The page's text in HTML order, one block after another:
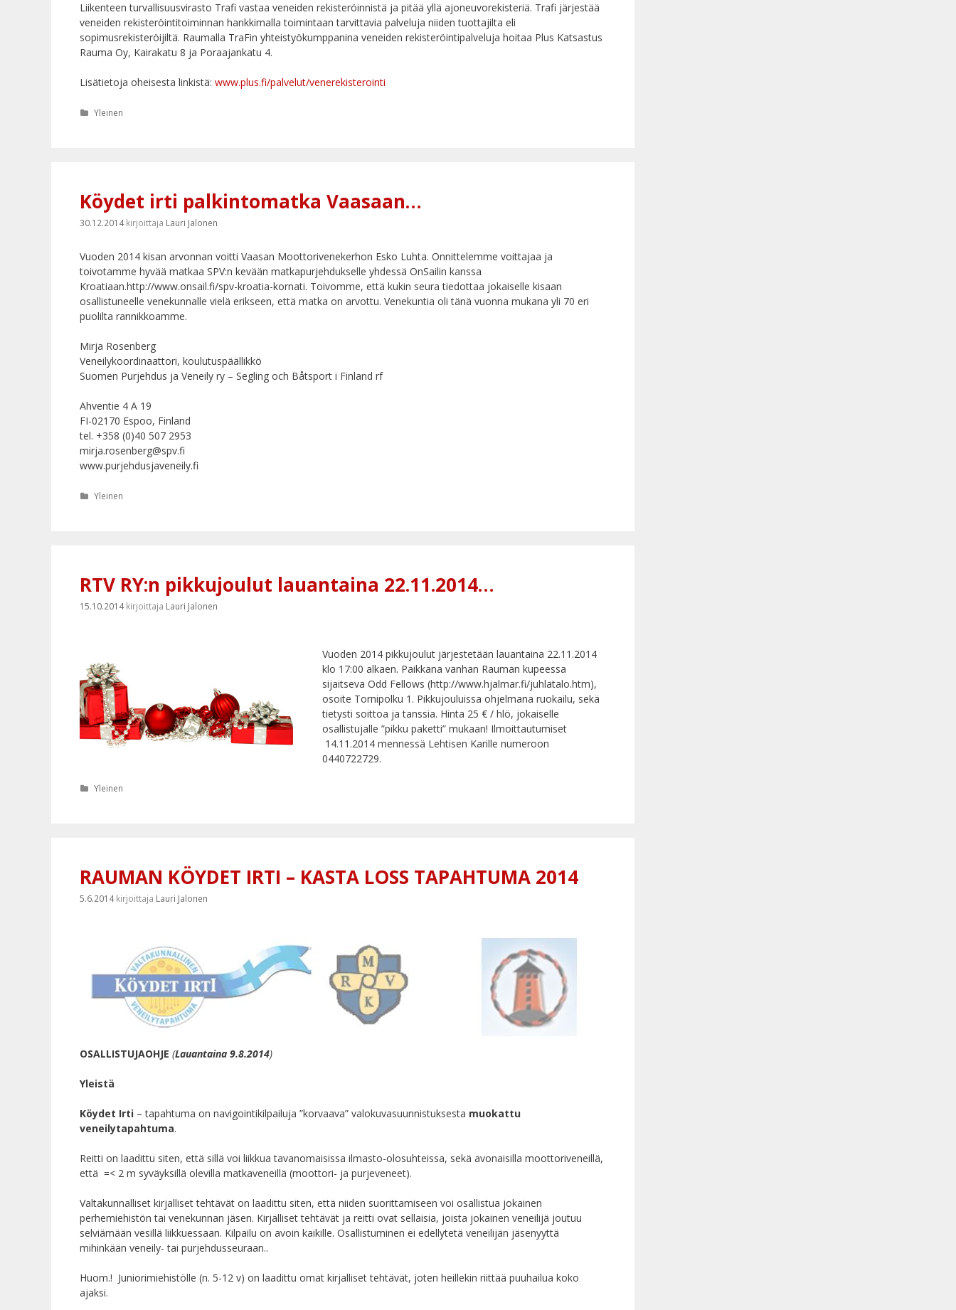
Liikenteen turvallisuusvirasto Trafi vastaa veneiden rekisteröinnistä ja pitää yllä ajoneuvorekisteriä. Trafi järjestää
veneiden rekisteröintitoiminnan hankkimalla toimintaan tarvittavia palveluja niiden tuottajilta eli
sopimusrekisteröijiltä. Raumalla TraFin yhteistyökumppanina veneiden rekisteröintipalveluja hoitaa Plus Katsastus
Rauma Oy, Kairakatu 8 ja Poraajankatu 4.
Lisätietoja oheisesta linkistä: www.plus.fi/palvelut/venerekisterointi
Kategoriat
Yleinen
Köydet irti palkintomatka Vaasaan…
30.12.2014 kirjoittaja Lauri Jalonen
Vuoden 2014 kisan arvonnan voitti Vaasan Moottorivenekerhon Esko Luhta. Onnittelemme voittajaa ja
toivotamme hyvää matkaa SPV:n kevään matkapurjehdukselle yhdessä OnSailin kanssa
Kroatiaan.http://www.onsail.fi/spv-kroatia-kornati. Toivomme, että kukin seura tiedottaa jokaiselle kisaan
osallistuneelle venekunnalle vielä erikseen, että matka on arvottu. Venekuntia oli tänä vuonna mukana yli 70 eri
puolilta rannikkoamme.
Mirja Rosenberg
Veneilykoordinaattori, koulutuspäällikkö
Suomen Purjehdus ja Veneily ry – Segling och Båtsport i Finland rf
Ahventie 4 A 19
FI-02170 Espoo, Finland
tel. +358 (0)40 507 2953
mirja.rosenberg@spv.fi
www.purjehdusjaveneily.fi
Kategoriat
Yleinen
RTV RY:n pikkujoulut lauantaina 22.11.2014…
15.10.2014 kirjoittaja Lauri Jalonen
Vuoden 2014 pikkujoulut järjestetään lauantaina 22.11.2014
klo 17:00 alkaen. Paikkana vanhan Rauman kupeessa
sijaitseva Odd Fellows (http://www.hjalmar.fi/juhlatalo.htm),
osoite Tornipolku 1. Pikkujouluissa ohjelmana ruokailu, sekä
tietysti soittoa ja tanssia. Hinta 25 € / hlö, jokaiselle
osallistujalle ”pikku paketti” mukaan! Ilmoittautumiset
14.11.2014 mennessä Lehtisen Karille numeroon
0440722729.
Kategoriat
Yleinen
RAUMAN KÖYDET IRTI – KASTA LOSS TAPAHTUMA 2014
5.6.2014 kirjoittaja Lauri Jalonen
OSALLISTUJAOHJE (Lauantaina 9.8.2014)
Yleistä
Köydet Irti – tapahtuma on navigointikilpailuja ”korvaava” valokuvasuunnistuksesta muokattu
veneilytapahtuma.
Reitti on laadittu siten, että sillä voi liikkua tavanomaisissa ilmasto-olosuhteissa, sekä avonaisilla moottoriveneillä,
että =< 2 m syväyksillä olevilla matkaveneillä (moottori- ja purjeveneet).
Valtakunnalliset kirjalliset tehtävät on laadittu siten, että niiden suorittamiseen voi osallistua jokainen
perhemiehistön tai venekunnan jäsen. Kirjalliset tehtävät ja reitti ovat sellaisia, joista jokainen veneilijä joutuu
selviämään vesillä liikkuessaan. Kilpailu on avoin kaikille. Osallistuminen ei edellytetä veneilijän jäsenyyttä
mihinkään veneily- tai purjehdusseuraan..
Huom.! Juniorimiehistölle (n. 5-12 v) on laadittu omat kirjalliset tehtävät, joten heillekin riittää puuhailua koko
ajaksi.